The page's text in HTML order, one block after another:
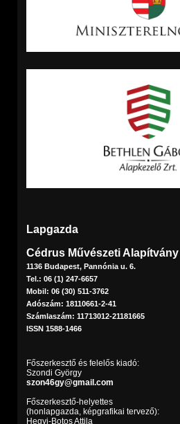
Lapgazda
Cédrus Művészeti Alapítvány
1136 Budapest, Pannónia u. 6.
Tel.: 06 (1) 247-6657
Mobil: 06 (30) 511-3762
Adószám: 18110661-2-41
Számlaszám: 11713012-21181665
ISSN 1588-1466
Főszerkesztő és felelős kiadó:
Szondi György
szon46gy@gmail.com
Főszerkesztő-helyettes
(honlapgazda, képgrafikai tervező):
Hegyi-Botos Attila